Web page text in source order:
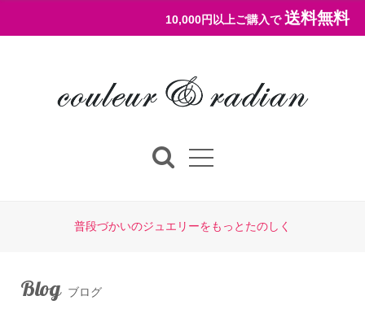
10,000円以上ご購入で 送料無料
普段づかいのジュエリーをもっとたのしく
Blog ブログ